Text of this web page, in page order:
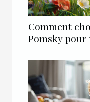
Comment
Pomsky